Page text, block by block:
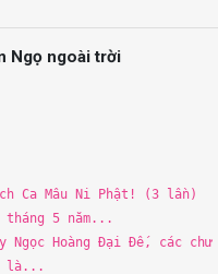
Ngọ ngoài trời
Ca Mâu Ni Phật! (3lần)
tháng 5năm...
Ngọc Hoàng ĐạiĐế, các chư
là...